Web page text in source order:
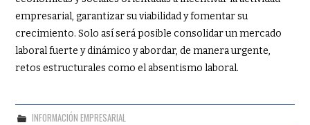
empresarial, garantizar su viabilidad y fomentar su
crecimiento. Solo así será posible consolidar un mercado
laboral fuerte y dinámico y abordar, de manera urgente,
retos estructurales como el absentismo laboral.
INFORMACIÓN EMPRESARIAL